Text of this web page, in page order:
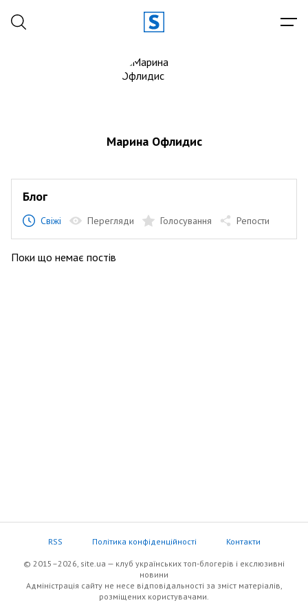
Марина Офлидис
Блог
Свіжі Перегляди Голосування Репости
Поки що немає постів
RSS Політика конфіденційності Контакти
© 2015–2026, site.ua — клуб українських топ-блогерів i екслюзивнi
новини
Адміністрація сайту не несе відповідальності за зміст матеріалів,
розміщених користувачами.